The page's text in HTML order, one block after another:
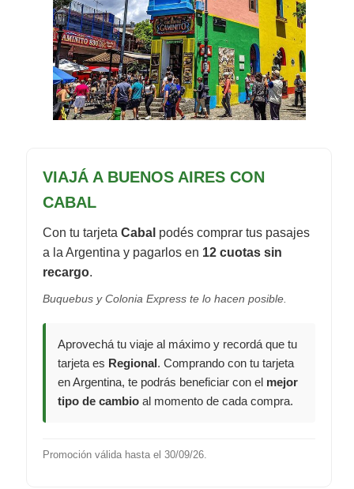
VIAJÁ A BUENOS AIRES CON
CABAL
Con tu tarjeta Cabal podés comprar tus pasajes
a la Argentina y pagarlos en 12 cuotas sin
recargo.
Buquebus y Colonia Express te lo hacen posible.
Aprovechá tu viaje al máximo y recordá que tu
tarjeta es Regional. Comprando con tu tarjeta
en Argentina, te podrás beneficiar con el mejor
tipo de cambio al momento de cada compra.
Promoción válida hasta el 30/09/26.